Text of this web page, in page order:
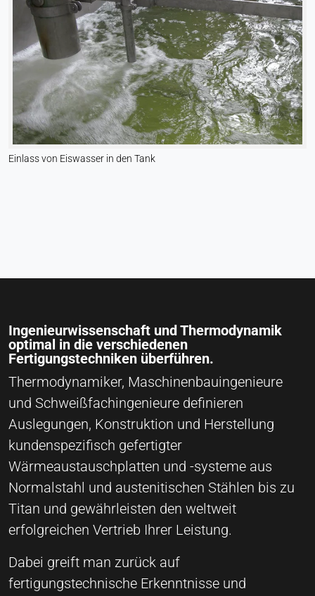
Einlass von Eiswasser in den Tank
Ingenieurwissenschaft und Thermodynamik
optimal in die verschiedenen
Fertigungstechniken überführen.
Thermodynamiker, Maschinenbauingenieure
und Schweißfachingenieure definieren
Auslegungen, Konstruktion und Herstellung
kundenspezifisch gefertigter
Wärmeaustauschplatten und -systeme aus
Normalstahl und austenitischen Stählen bis zu
Titan und gewährleisten den weltweit
erfolgreichen Vertrieb Ihrer Leistung.
Dabei greift man zurück auf
fertigungstechnische Erkenntnisse und
EXTERNE MEDIEN
Ermöglicht Inhalte von Drittanbietern wie z. B.
Videos. Wenn aktiviert, können technische Daten
an den Anbieter übertragen werden.
Vimeo